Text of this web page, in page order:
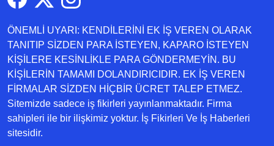
ÖNEMLİ UYARI: KENDİLERİNİ EK İŞ VEREN OLARAK
TANITIP SİZDEN PARA İSTEYEN, KAPARO İSTEYEN
KİŞİLERE KESİNLİKLE PARA GÖNDERMEYİN. BU
KİŞİLERİN TAMAMI DOLANDIRICIDIR. EK İŞ VEREN
FİRMALAR SİZDEN HİÇBİR ÜCRET TALEP ETMEZ.
Sitemizde sadece iş fikirleri yayınlanmaktadır. Firma
sahipleri ile bir ilişkimiz yoktur. İş Fikirleri Ve İş Haberleri
sitesidir.